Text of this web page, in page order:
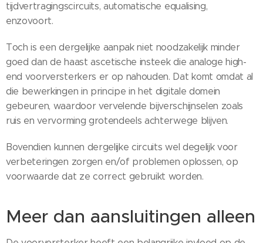
tijdvertragingscircuits, automatische equalising,
enzovoort.
Toch is een dergelijke aanpak niet noodzakelijk minder
goed dan de haast ascetische insteek die analoge high-
end voorversterkers er op nahouden. Dat komt omdat al
die bewerkingen in principe in het digitale domein
gebeuren, waardoor vervelende bijverschijnselen zoals
ruis en vervorming grotendeels achterwege blijven.
Bovendien kunnen dergelijke circuits wel degelijk voor
verbeteringen zorgen en/of problemen oplossen, op
voorwaarde dat ze correct gebruikt worden.
Meer dan aansluitingen alleen